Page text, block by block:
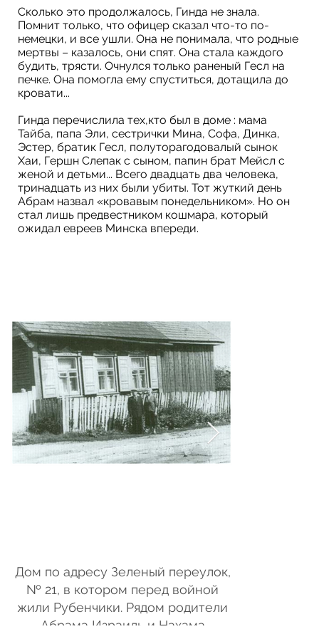
Сколько это продолжалось, Гинда не знала.
Помнит только, что офицер сказал что-то по-
немецки, и все ушли. Она не понимала, что родные
мертвы – казалось, они спят. Она стала каждого
будить, трясти. Очнулся только раненый Гесл на
печке. Она помогла ему спуститься, дотащила до
кровати...
Гинда перечислила тех,кто был в доме : мама
Тайба, папа Эли, сестрички Мина, Софа, Динка,
Эстер, братик Гесл, полуторагодовалый сынок
Хаи, Гершн Слепак с сыном, папин брат Мейсл с
женой и детьми... Всего двадцать два человека,
тринадцать из них были убиты. Тот жуткий день
Абрам назвал «кровавым понедельником». Но он
стал лишь предвестником кошмара, который
ожидал евреев Минска впереди.
Дом по адресу Зеленый переулок,
№ 21, в котором перед войной
жили Рубенчики. Рядом родители
Абрама Израиль и Нахама